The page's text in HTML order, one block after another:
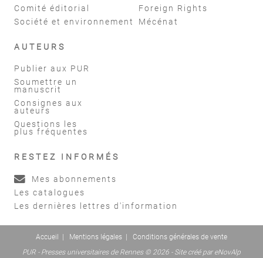
Comité éditorial
Société et environnement
Foreign Rights
Mécénat
AUTEURS
Publier aux PUR
Soumettre un
manuscrit
Consignes aux
auteurs
Questions les
plus fréquentes
RESTEZ INFORMÉS
Mes abonnements
Les catalogues
Les dernières lettres d'information
Accueil Mentions légales
Conditions générales de vente
PUR - Presses universitaires de Rennes © 2026 - Site créé par eNovAlp